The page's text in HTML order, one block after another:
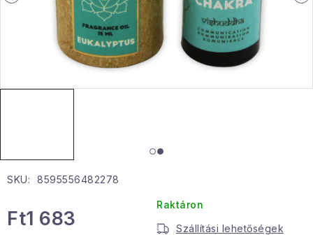
Gyermekeknek
Sziasztok, hív a nyár.
Karácsonyi esemény
Januári akció
SKU: 8595556482278
Ft1 683
Raktáron
Szállítási lehetőségek